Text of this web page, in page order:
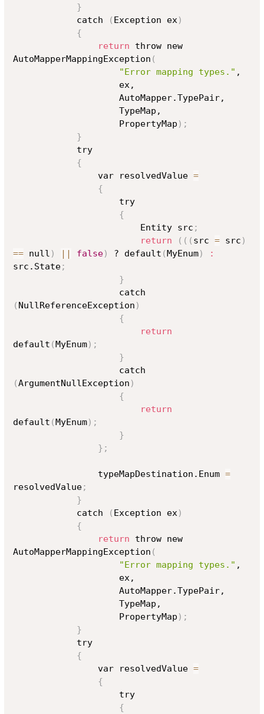
}
            catch
( Exception ex)
{
return throw new
AutoMapperMappingException (
"Error mapping types." ,
                    PropertyMap
) ;
}
{
                var resolvedValue
=
{
{
                        Entity src
;
return
(( ( src = src )
== null ) || false) ? default (MyEnum)
:
src.State;
}
( NullReferenceException )
{
return
default (MyEnum) ;
}
(ArgumentNullException )
{
return
default (MyEnum) ;
}
} ;
                typeMapDestination.Enum
=
resolvedValue;
}
            catch
( Exception ex)
{
return throw new
AutoMapperMappingException (
"Error mapping types." ,
                    PropertyMap
) ;
}
{
                var resolvedValue
=
{
{